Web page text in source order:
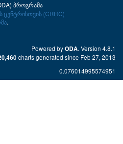
პროგრამა
ცენტრისთვის (CRRC)
.
Powered byODA. Version 4.8.1
charts generated since Feb 27, 2013
0.076014995574951